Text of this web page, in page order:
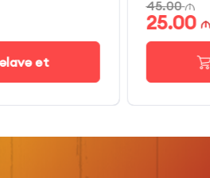
et
45.00
25.00